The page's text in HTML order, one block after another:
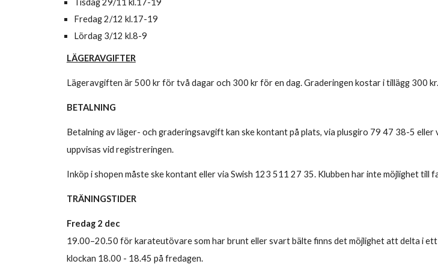
Tisdag 29/11 kl.17-19
Fredag 2/12 kl.17-19
Lördag 3/12 kl.8-9
LÄGERAVGIFTER
Lägeravgiften är 500 kr för två dagar och 300 kr för en dag. Graderingen kostar i tillägg 300
BETALNING
Betalning av läger- och graderingsavgift kan ske kontant på plats, via plusgiro 79 47 38-5
uppvisas vid registreringen.
Inköp i shopen måste ske kontant eller via Swish 123 511 27 35. Klubben har inte möjlighet till
TRÄNINGSTIDER
Fredag 2 dec
19.00–20.50 för karateutövare som har brunt eller svart bälte finns det möjlighet att delta i ett
klockan 18.00 - 18.45 på fredagen.